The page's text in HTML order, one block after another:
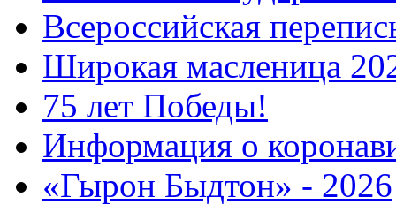
Всероссийская
Широкая масленица
75 лет Победы!
Информация о
«Гырон Быдтон» - 2026